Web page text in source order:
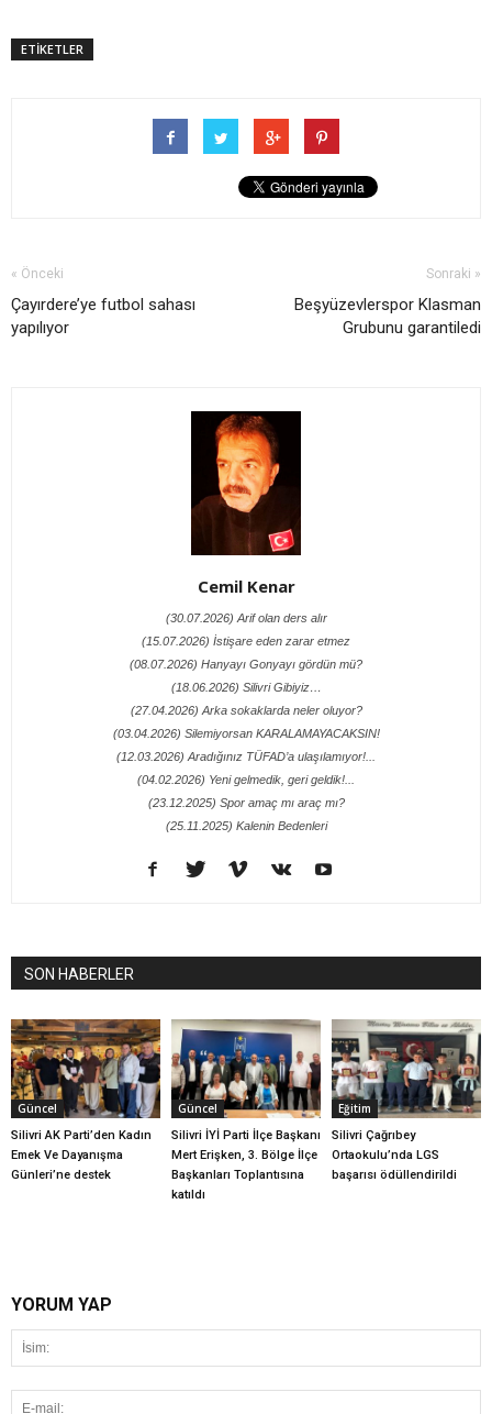
ETİKETLER
« Önceki
Çayırdere’ye futbol sahası
yapılıyor
Sonraki »
Beşyüzevlerspor Klasman
Grubunu garantiledi
Cemil Kenar
(30.07.2026) Arif olan ders alır
(15.07.2026) İstişare eden zarar etmez
(08.07.2026) Hanyayı Gonyayı gördün mü?
(18.06.2026) Silivri Gibiyiz…
(27.04.2026) Arka sokaklarda neler oluyor?
(03.04.2026) Silemiyorsan KARALAMAYACAKSIN!
(12.03.2026) Aradığınız TÜFAD’a ulaşılamıyor!...
(04.02.2026) Yeni gelmedik, geri geldik!...
(23.12.2025) Spor amaç mı araç mı?
(25.11.2025) Kalenin Bedenleri
SON HABERLER
Güncel
Silivri AK Parti’den Kadın
Emek Ve Dayanışma
Günleri’ne destek
Güncel
Silivri İYİ Parti İlçe Başkanı
Mert Erişken, 3. Bölge İlçe
Başkanları Toplantısına
katıldı
Eğitim
Silivri Çağrıbey
Ortaokulu’nda LGS
başarısı ödüllendirildi
YORUM YAP